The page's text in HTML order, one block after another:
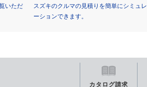
カタログ請求
いただ
スズキのクルマの見積りを簡単にシミュレ
ーションできます。